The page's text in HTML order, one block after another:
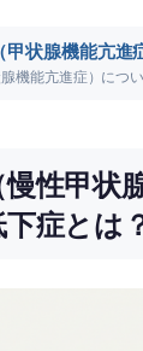
状腺機能亢進
性甲状
症とは